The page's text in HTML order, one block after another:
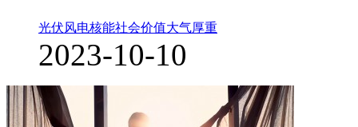
光伏风电核能社会价值大气厚重
2023-10-10